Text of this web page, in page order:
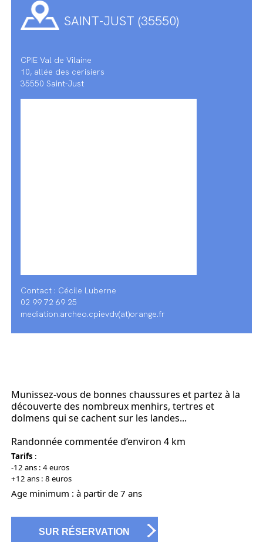
SAINT-JUST (35550)
CPIE Val de Vilaine
10, allée des cerisiers
35550 Saint-Just
Contact : Cécile Luberne
02 99 72 69 25
mediation.archeo.cpievdv(at)orange.fr
Munissez-vous de bonnes chaussures et partez à la
découverte des nombreux menhirs, tertres et
dolmens qui se cachent sur les landes...
Randonnée commentée d’environ 4 km
Tarifs :
-12 ans : 4 euros
+12 ans : 8 euros
Age minimum : à partir de 7 ans
SUR RÉSERVATION